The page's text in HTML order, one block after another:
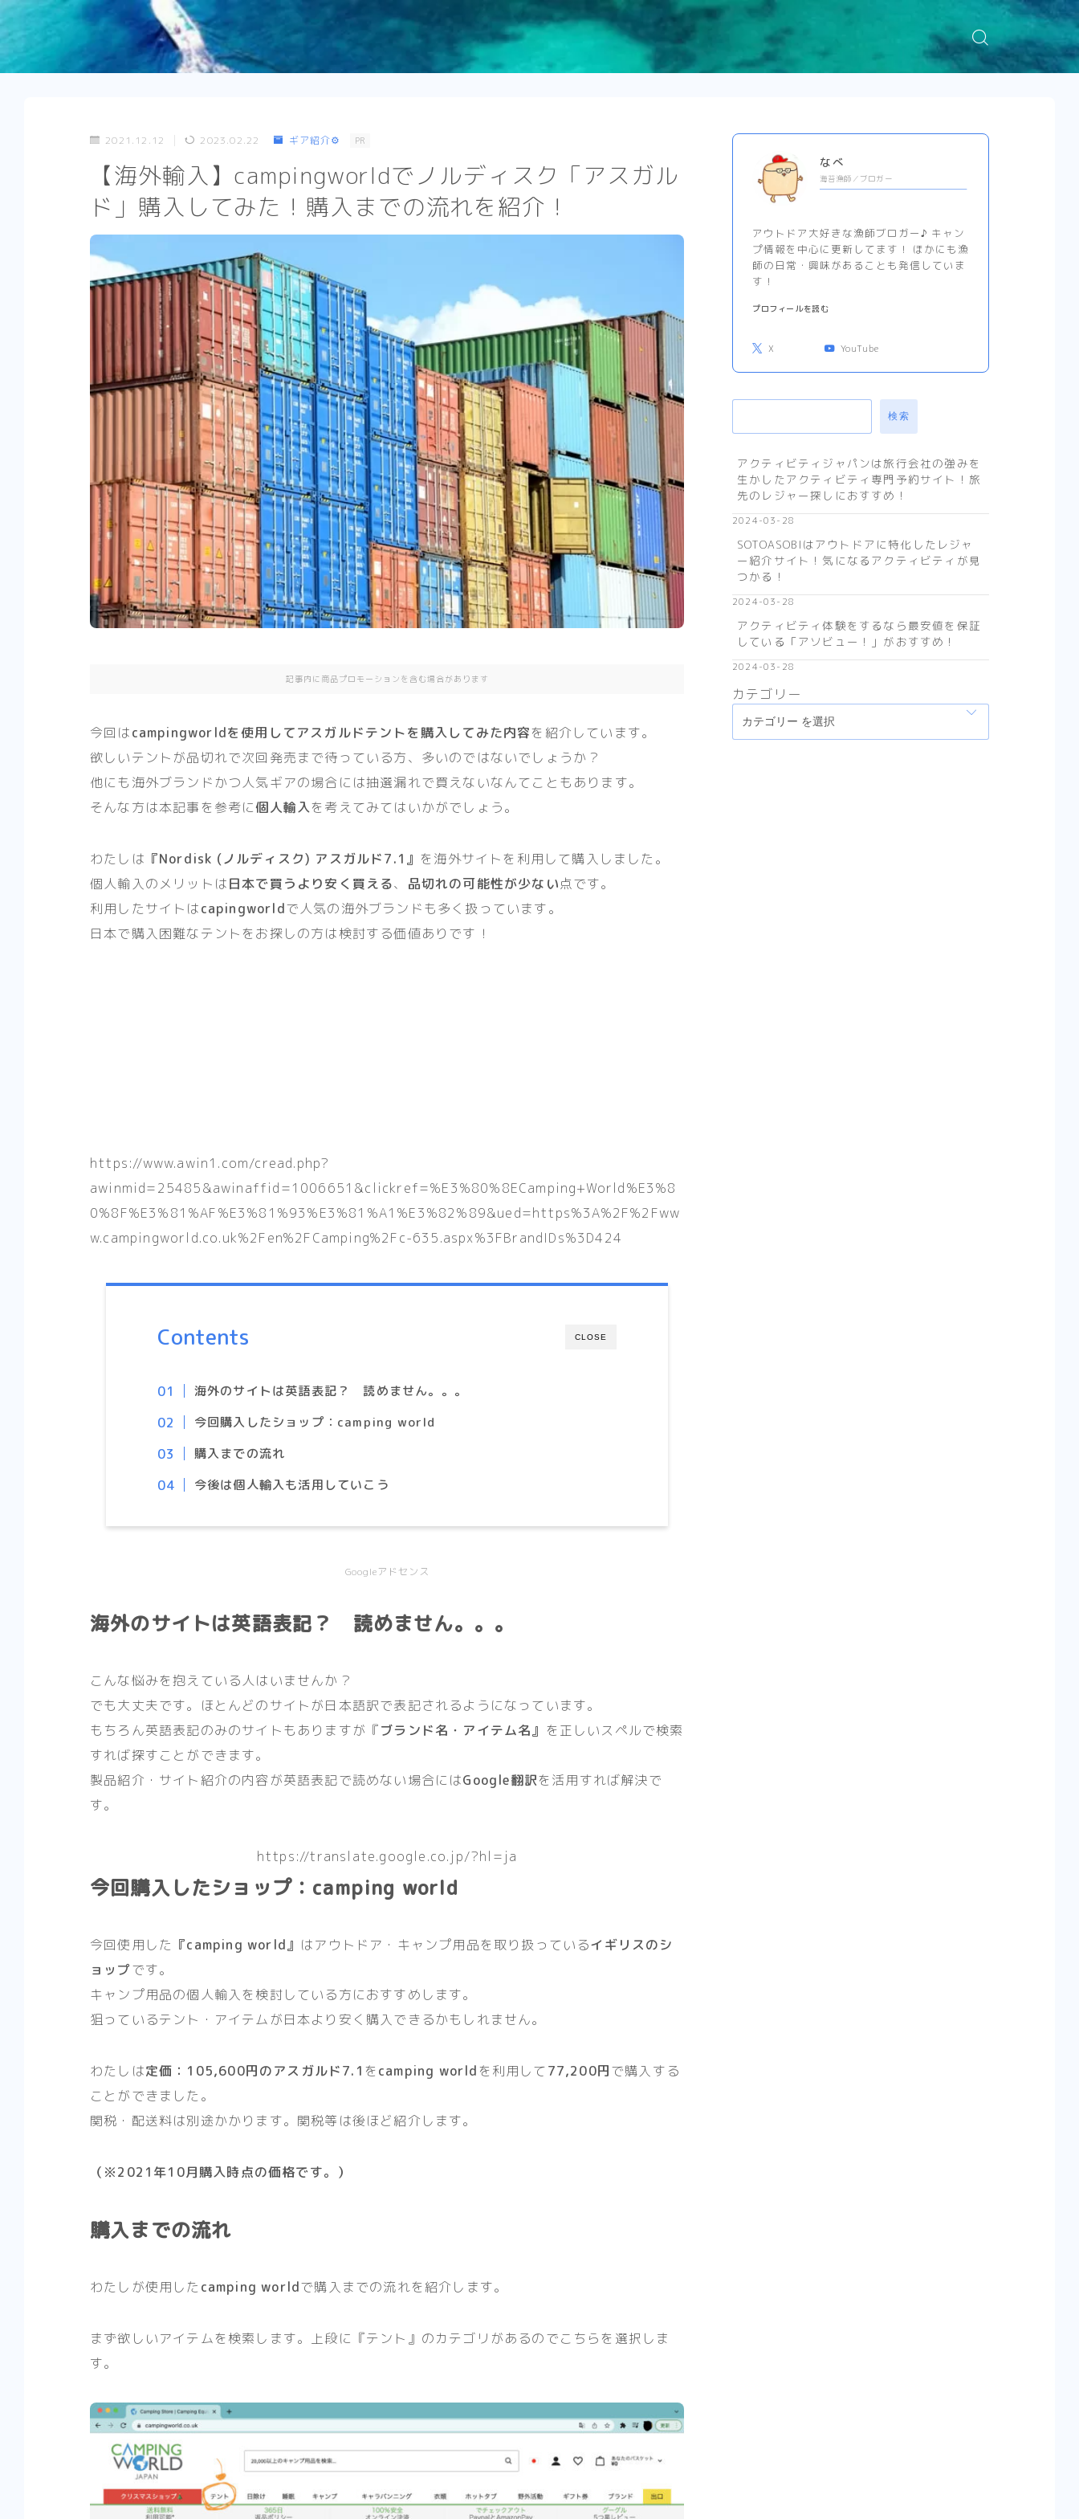
2021.12.12 2023.02.22 ギア紹介⚙ PR
【海外輸入】campingworldでノルディスク「アスガル
ド」購入してみた！購入までの流れを紹介！
記事内に商品プロモーションを含む場合があります
今回はcampingworldを使用してアスガルドテントを購入してみた内容を紹介しています。
欲しいテントが品切れで次回発売まで待っている方、多いのではないでしょうか？
他にも海外ブランドかつ人気ギアの場合には抽選漏れで買えないなんてこともあります。
そんな方は本記事を参考に個人輸入を考えてみてはいかがでしょう。
わたしは 『Nordisk (ノルディスク) アスガルド7.1』 を海外サイトを利用して購入しました。
個人輸入のメリットは日本で買うより安く買える、 品切れの可能性が少ない点です。
利用したサイトはcapingworldで人気の海外ブランドも多く扱っています。
日本で購入困難なテントをお探しの方は検討する価値ありです！
https://www.awin1.com/cread.php?
awinmid=25485&awinaffid=1006651&clickref=%E3%80%8ECamping+World%E3%8
0%8F%E3%81%AF%E3%81%93%E3%81%A1%E3%82%89&ued=https%3A%2F%2Fww
w.campingworld.co.uk%2Fen%2FCamping%2Fc-635.aspx%3FBrandIDs%3D424
CLOSE
Contents
海外のサイトは英語表記？ 読めません。。。
今回購入したショップ：camping world
購入までの流れ
今後は個人輸入も活用していこう
Googleアドセンス
海外のサイトは英語表記？ 読めません。。。
こんな悩みを抱えている人はいませんか？
でも大丈夫です。ほとんどのサイトが日本語訳で表記されるようになっています。
もちろん英語表記のみのサイトもありますが『ブランド名・アイテム名』 を正しいスペルで検索
すれば探すことができます。
製品紹介・サイト紹介の内容が英語表記で読めない場合にはGoogle翻訳を活用すれば解決で
す。
https://translate.google.co.jp/?hl=ja
今回購入したショップ：camping world
今回使用した 『camping world』 はアウトドア・キャンプ用品を取り扱っているイギリスのシ
ョップです。
キャンプ用品の個人輸入を検討している方におすすめします。
狙っているテント・アイテムが日本より安く購入できるかもしれません。
わたしは定価：105,600円のアスガルド7.1 をcamping worldを利用して77,200円で購入する
ことができました。
関税・配送料は別途かかります。関税等は後ほど紹介します。
（※2021年10月購入時点の価格です。）
購入までの流れ
わたしが使用した camping worldで購入までの流れを紹介します。
まず欲しいアイテムを検索します。上段に『テント』のカテゴリがあるのでこちらを選択しま
す。
なべ
海苔漁師／ブロガー
アウトドア大好きな漁師ブロガー♪ キャン
プ情報を中心に更新してます！ ほかにも漁
師の日常・興味があることも発信していま
す！
プロフィールを読む
X YouTube
検索
アクティビティジャパンは旅行会社の強みを
生かしたアクティビティ専門予約サイト！旅
先のレジャー探しにおすすめ！
2024-03-28
SOTOASOBIはアウトドアに特化したレジャ
ー紹介サイト！気になるアクティビティが見
つかる！
2024-03-28
アクティビティ体験をするなら最安値を保証
している「アソビュー！」がおすすめ！
2024-03-28
カテゴリー